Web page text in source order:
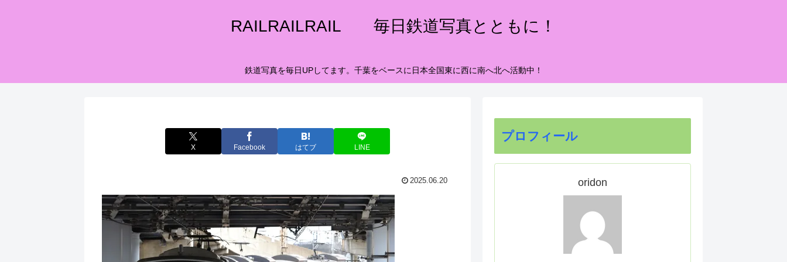
RAILRAILRAIL 毎日鉄道写真とともに！
鉄道写真を毎日UPしてます。千葉をベースに日本全国東に西に南へ北へ活動中！
X Facebook はてブ LINE
2025.06.20
プロフィール
oridon